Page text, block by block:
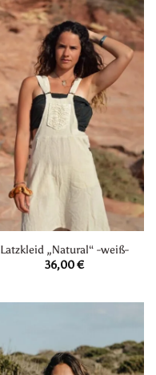
Latzkleid „Natural“ -weiß-
36,00€